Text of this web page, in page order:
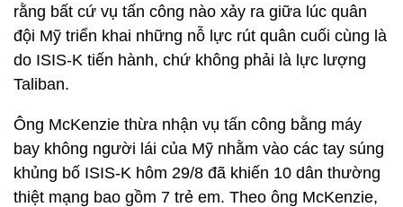
rằng bất cứ vụ tấn công nào xảy ra giữa lúc quân
đội Mỹ triển khai những nỗ lực rút quân cuối cùng là
do ISIS-K tiến hành, chứ không phải là lực lượng
Taliban.
Ông McKenzie thừa nhận vụ tấn công bằng máy
bay không người lái của Mỹ nhằm vào các tay súng
khủng bố ISIS-K hôm 29/8 đã khiến 10 dân thường
thiệt mạng bao gồm 7 trẻ em. Theo ông McKenzie,